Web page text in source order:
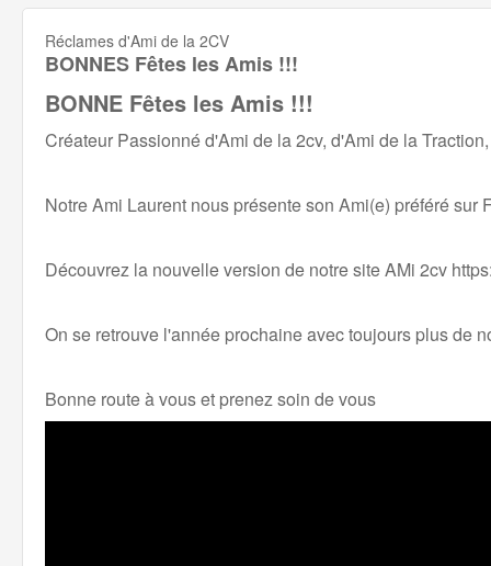
Réclames d'Ami de la 2CV
BONNES Fêtes les Amis !!!
BONNE Fêtes les Amis !!!
Créateur Passionné d'Ami de la 2cv, d'Ami de la
Notre Ami Laurent nous présente son Ami(e) préféré sur
Découvrez la nouvelle version de notre site AMi 2cv
On se retrouve l'année prochaine avec toujours plus de
Bonne route à vous et prenez soin de vous